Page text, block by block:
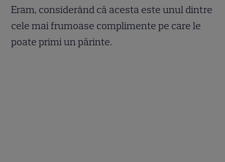
Eram, considerând că acesta este unul dintre
cele mai frumoase complimente pe care le
poate primi un părinte.